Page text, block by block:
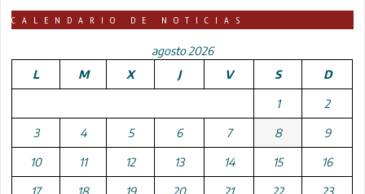
CALENDARIO DE NOTICIAS
agosto 2026
L
M X J V S D
1 2
3 4 5 6 7 8 9
10 11 12 13 14 15 16
17 18 19 20 21 22 23